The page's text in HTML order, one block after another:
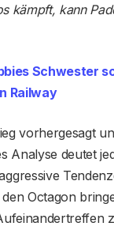
kämpft, kann
Schwester
Railway
vorhergesagt
Analyse deutet
Octagon